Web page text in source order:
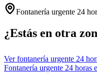
Fontanería urgente 24
¿Estás en otra
Verfontanería urgente 24
Fontanería urgente 24 horas